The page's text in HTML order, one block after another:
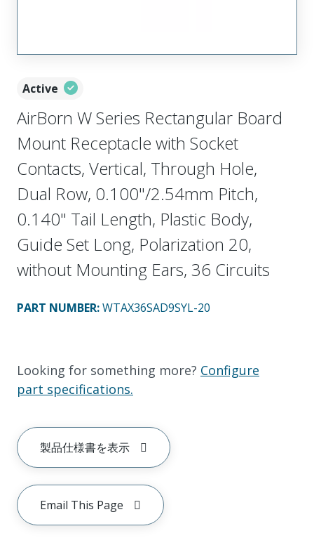
Active
AirBorn W Series Rectangular Board
Mount Receptacle with Socket
Contacts, Vertical, Through Hole,
Dual Row, 0.100"/2.54mm Pitch,
0.140" Tail Length, Plastic Body,
Guide Set Long, Polarization 20,
without Mounting Ears, 36 Circuits
PART NUMBER:WTAX36SAD9SYL-20
Looking for something more? Configure
part specifications.
製品仕様書を表示
Email This Page